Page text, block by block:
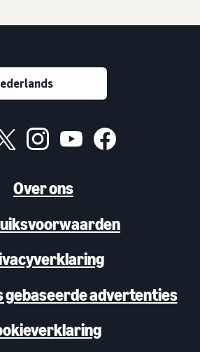
Over ons
gebaseerde advertenties